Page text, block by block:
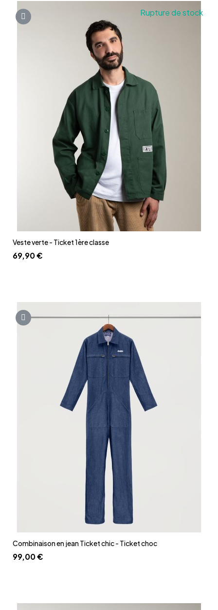
Aperçu rapide
Rupture de stock
Veste verte - Ticket 1ère classe
69,90 €
Aperçu rapide
Combinaison en jean Ticket chic - Ticket choc
99,00 €